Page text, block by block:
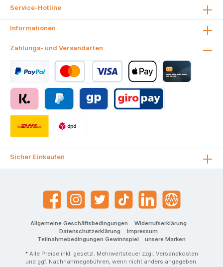
Service-Hotline
Informationen
Zahlungs- und Versandarten
Sicher Einkaufen
Allgemeine Geschäftsbedingungen
Widerrufserklärung
Datenschutzerklärung
Impressum
Teilnahmebedingungen Gewinnspiel
unsere Marken
* Alle Preise inkl. gesetzl. Mehrwertsteuer zzgl. Versandkosten
und ggf. Nachnahmegebühren, wenn nicht anders angegeben.